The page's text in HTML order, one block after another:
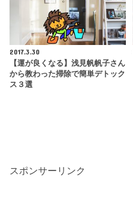
2017.3.30
【運が良くなる】浅見帆帆子さん
から教わった掃除で簡単デトック
ス３選
スポンサーリンク